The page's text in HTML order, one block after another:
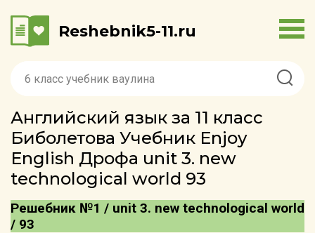
Reshebnik5-11.ru
Английский язык за 11 класс
Биболетова Учебник Enjoy
English Дрофа unit 3. new
technological world 93
Решебник №1 / unit 3. new technological world
/ 93